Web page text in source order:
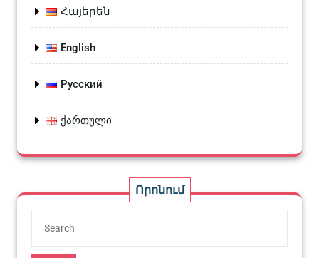
Հայերեն
English
Русский
ქართული
Որոնում